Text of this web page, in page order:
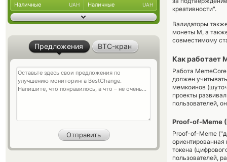
креативности".
Валидаторы
монеты М, а
совместимому
Как работает
Работа
должен
мемкоинов
проекты
пользователей,
Proof-of-Meme
Proof-of-Meme
токена
пользователей,
Наличные UAH Наличные UAH
Предложения BTC-кран